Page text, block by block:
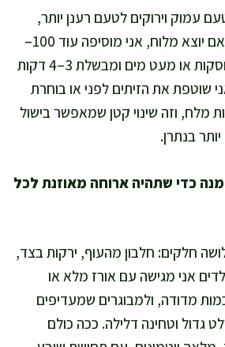
עמוק וירוקים לטעם רענן יותר,
ושניהם עובדים מצוין. אם יוצא מלוח, אני מוסיפה עוד 100–
150 מ"ל עגבניות מרוסקות או מעט מים ומבשלת 3–4 דקות
שוטפת את הזיתים לפני או בוחרת
מלח, וזה שינוי קטן שמאפשר בישול
בנתרן.
כדי שתהיה ארוחה מאוזנת לכל
חלקים: חלבון מהעוף, ירקות בצד,
אני מגישה עם אורז מלא או
מדודה, ולמבוגרים שמעדיפים
גדול וטחינה דלילה. ככה כולם